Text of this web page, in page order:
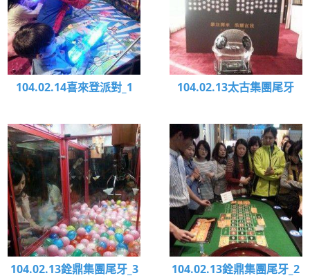
104.02.14喜來登派對_1 104.02.13太古集團尾牙
104.02.13銓鼎集團尾牙_3 104.02.13銓鼎集團尾牙_2